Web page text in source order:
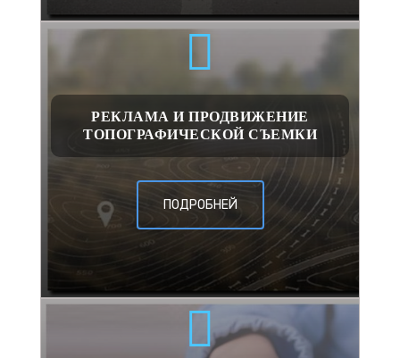
РЕКЛАМА И ПРОДВИЖЕНИЕ
ТОПОГРАФИЧЕСКОЙ СЪЕМКИ
ПОДРОБНЕЙ